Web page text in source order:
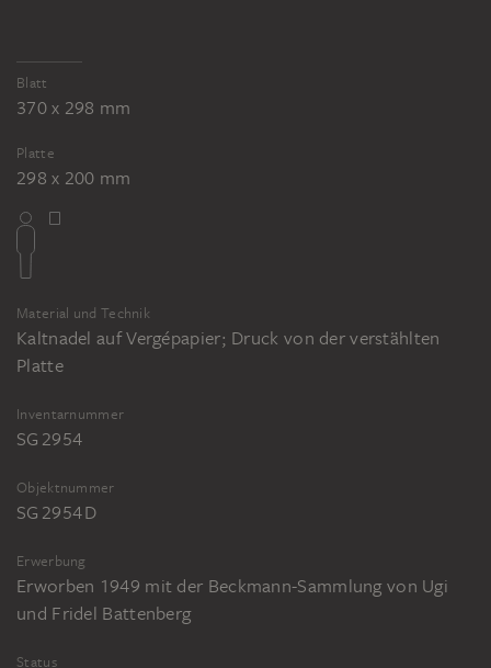
Blatt
370 x 298 mm
Platte
298 x 200 mm
Material und Technik
Kaltnadel auf Vergépapier; Druck von der verstählten
Platte
Inventarnummer
SG 2954
Objektnummer
SG 2954 D
Erwerbung
Erworben 1949 mit der Beckmann-Sammlung von Ugi
und Fridel Battenberg
Status